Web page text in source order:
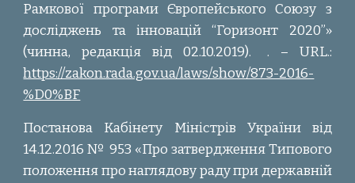
Рамкової програми Європейського Союзу з
досліджень та інновацій “Горизонт 2020”»
(чинна, редакція від 02.10.2019).
. – URL.:
https://zakon.rada.gov.ua/laws/show/873-2016-
%D0%BF
Постанова Кабінету Міністрів України від
14.12.2016 № 953 «Про затвердження Типового
положення про наглядову раду при державній